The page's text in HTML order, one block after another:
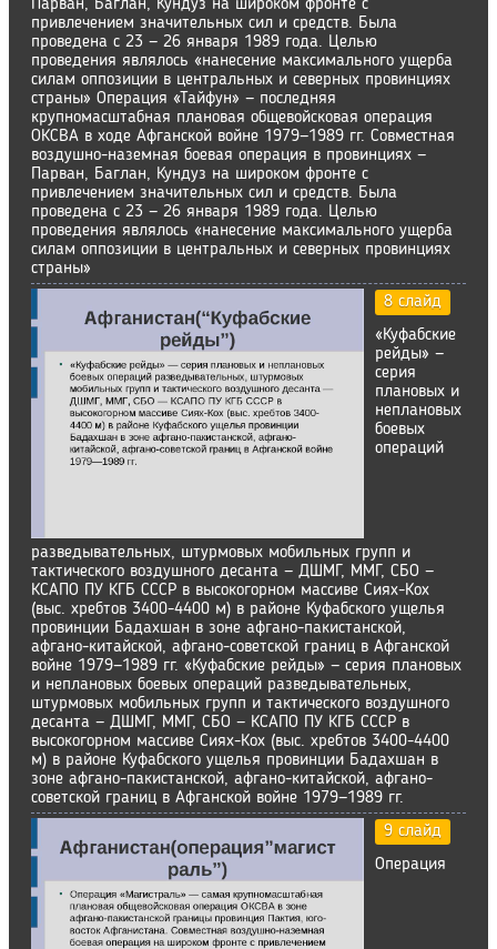
Парван, Баглан, Кундуз на широком фронте с
привлечением значительных сил и средств. Была
проведена с 23 — 26 января 1989 года. Целью
проведения являлось «нанесение максимального ущерба
силам оппозиции в центральных и северных провинциях
страны» Операция «Тайфун» — последняя
крупномасштабная плановая общевойсковая операция
ОКСВА в ходе Афганской войне 1979—1989 гг. Совместная
воздушно-наземная боевая операция в провинциях —
Парван, Баглан, Кундуз на широком фронте с
привлечением значительных сил и средств. Была
проведена с 23 — 26 января 1989 года. Целью
проведения являлось «нанесение максимального ущерба
силам оппозиции в центральных и северных провинциях
страны»
8 слайд
«Куфабские
рейды» —
серия
плановых и
неплановых
боевых
операций
разведывательных, штурмовых мобильных групп и
тактического воздушного десанта — ДШМГ, ММГ, СБО —
КСАПО ПУ КГБ СССР в высокогорном массиве Сиях-Кох
(выс. хребтов 3400-4400 м) в районе Куфабского ущелья
провинции Бадахшан в зоне афгано-пакистанской,
афгано-китайской, афгано-советской границ в Афганской
войне 1979—1989 гг. «Куфабские рейды» — серия плановых
и неплановых боевых операций разведывательных,
штурмовых мобильных групп и тактического воздушного
десанта — ДШМГ, ММГ, СБО — КСАПО ПУ КГБ СССР в
высокогорном массиве Сиях-Кох (выс. хребтов 3400-4400
м) в районе Куфабского ущелья провинции Бадахшан в
зоне афгано-пакистанской, афгано-китайской, афгано-
советской границ в Афганской войне 1979—1989 гг.
9 слайд
Операция